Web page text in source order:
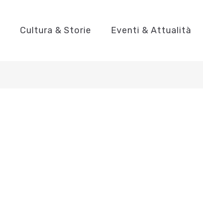
Cultura & Storie Eventi & Attualità